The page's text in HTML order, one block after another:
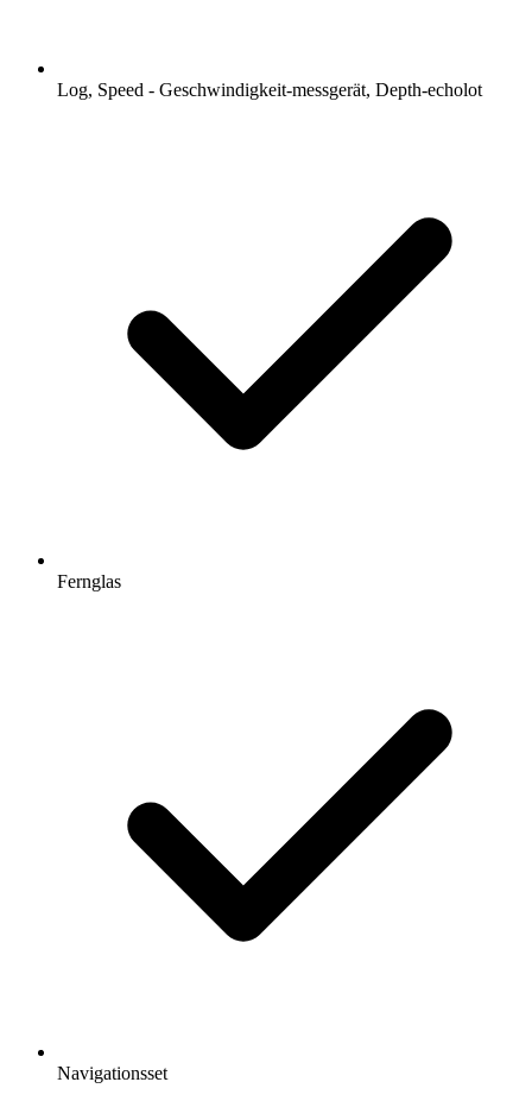
Log, Speed - Geschwindigkeit-messgerät, Depth-echolot
Fernglas
Navigationsset